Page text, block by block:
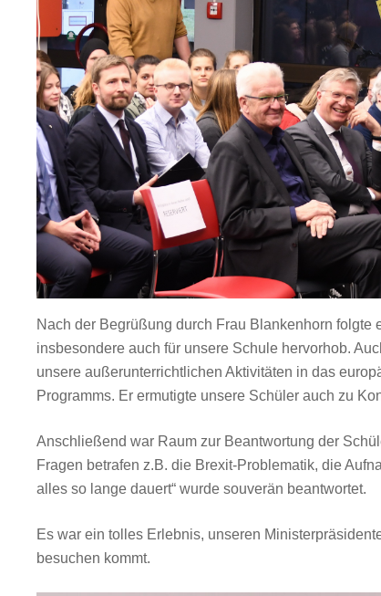
Nach der Begrüßung durch Frau Blankenhorn
insbesondere auch für unsere Schule hervorhob.
unsere außerunterrichtlichen Aktivitäten in das
Programms. Er ermutigte unsere Schüler auch zu
Anschließend war Raum zur Beantwortung der
Fragen betrafen z.B. die Brexit-Problematik, die
alles so lange dauert“ wurde souverän beantwortet.
Es war ein tolles Erlebnis, unseren
besuchen kommt.